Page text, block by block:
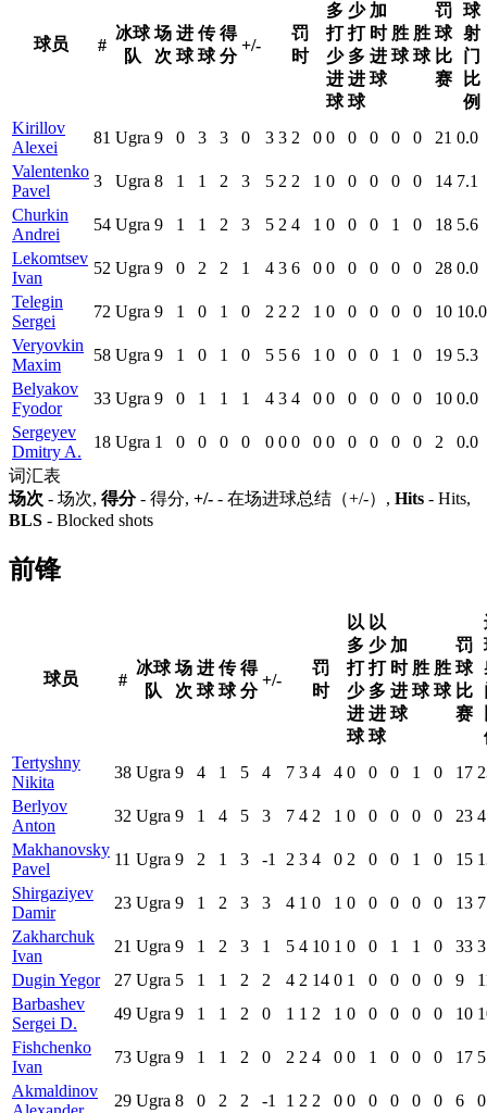
球员 #
冰球
队
场
次
进
球
传
球
得
分
+/-
罚
时
多
打
少
进
球
少
打
多
进
球
加
时
进
球
胜
球
胜
球
罚
球
比
赛
球
射
门
比
例
Kirillov
Alexei
81 Ugra 9 0 3 3 0 3 3 2 0 0 0 0 0 0 21 0.0
Valentenko
Pavel
3 Ugra 8 1 1 2 3 5 2 2 1 0 0 0 0 0 14 7.1
Churkin
Andrei
54 Ugra 9 1 1 2 3 5 2 4 1 0 0 0 1 0 18 5.6
Lekomtsev
Ivan
52 Ugra 9 0 2 2 1 4 3 6 0 0 0 0 0 0 28 0.0
Telegin
Sergei
72 Ugra 9 1 0 1 0 2 2 2 1 0 0 0 0 0 10 10.0
Veryovkin
Maxim
58 Ugra 9 1 0 1 0 5 5 6 1 0 0 0 1 0 19 5.3
Belyakov
Fyodor
33 Ugra 9 0 1 1 1 4 3 4 0 0 0 0 0 0 10 0.0
Sergeyev
Dmitry A.
18 Ugra 1 0 0 0 0 0 0 0 0 0 0 0 0 0 2
0.0
词汇表
场次 - 场次, 得分- 得分, +/- - 在场进球总结（+/-）, Hits - Hits,
BLS - Blocked shots
前锋
球员 #
冰球
队
场
次
进
球
传
球
得
分
+/-
罚
时
以
多
打
少
进
球
以
少
打
多
进
球
加
时
进
球
胜
球
胜
球
罚
球
比
赛
Tertyshny
Nikita
38 Ugra 9 4 1 5 4 7 3 4 4 0 0 0 1 0 17
Berlyov
Anton
32 Ugra 9 1 4 5 3 7 4 2 1 0 0 0 0 0 23
Makhanovsky
Pavel
11 Ugra 9 2 1 3 -1 2 3 4 0 2 0 0 1 0 15
Shirgaziyev
Damir
23 Ugra 9 1 2 3 3 4 1 0 1 0 0 0 0 0 13
Zakharchuk
Ivan
21 Ugra 9 1 2 3 1 5 4 10 1 0 0 1 1 0 33
Dugin Yegor
27 Ugra 5 1 1 2 2 4 2 14 0 1 0 0 0 0 9
Barbashev
Sergei D.
49 Ugra 9 1 1 2 0 1 1 2 1 0 0 0 0 0 10
Fishchenko
Ivan
73 Ugra 9 1 1 2 0 2 2 4 0 0 1 0 0 0 17
Akmaldinov
29 Ugra 8 0 2 2 -1 1 2 2 0 0 0 0 0 0 6